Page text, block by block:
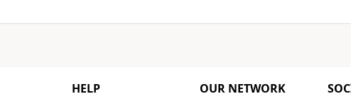
HELP
OUR NETWORK